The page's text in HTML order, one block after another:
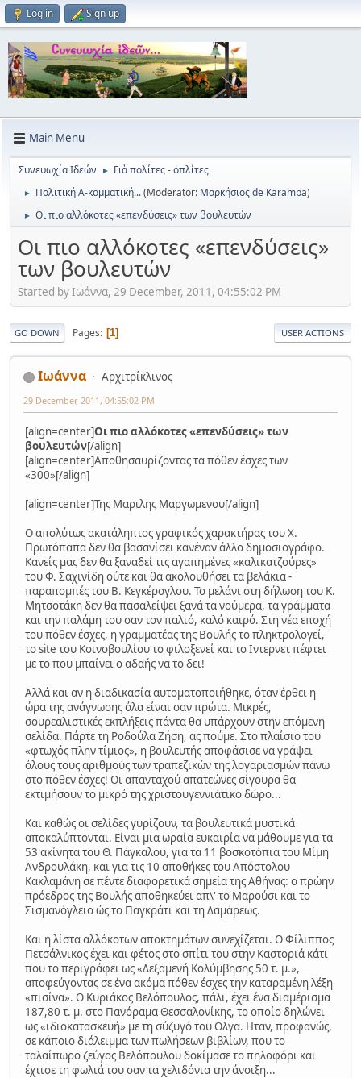
Log in Sign up
Main Menu
Συνευωχία Ιδεών ► Γιὰ πολίτες - ὀπλίτες
► Πολιτική Α-κομματική...(Moderator: Μαρκήσιος de Karampa)
► Οι πιο αλλόκοτες «επενδύσεις» των βουλευτών
Οι πιο αλλόκοτες «επενδύσεις»
των βουλευτών
Started by Ιωάννα, 29 December, 2011, 04:55:02 PM
GO DOWN Pages 1 USER ACTIONS
Ιωάννα Αρχιτρίκλινος
29 December, 2011, 04:55:02 PM
[align=center]Οι πιο αλλόκοτες «επενδύσεις» των
βουλευτών[/align]
[align=center]Αποθησαυρίζοντας τα πόθεν έσχες των
«300»[/align]
[align=center]Της Μαριλης Μαργωμενου[/align]
Ο απολύτως ακατάληπτος γραφικός χαρακτήρας του Χ.
Πρωτόπαπα δεν θα βασανίσει κανέναν άλλο δημοσιογράφο.
Κανείς μας δεν θα ξαναδεί τις αγαπημένες «καλικατζούρες»
του Φ. Σαχινίδη ούτε και θα ακολουθήσει τα βελάκια -
παραπομπές του Β. Κεγκέρογλου. Το μελάνι στη δήλωση του Κ.
Μητσοτάκη δεν θα πασαλείψει ξανά τα νούμερα, τα γράμματα
και την παλάμη του σαν τον παλιό, καλό καιρό. Στη νέα εποχή
του πόθεν έσχες, η γραμματέας της Βουλής το πληκτρολογεί,
το site του Κοινοβουλίου το φιλοξενεί και το Ιντερνετ πέφτει
με το που μπαίνει ο αδαής να το δει!
Αλλά και αν η διαδικασία αυτοματοποιήθηκε, όταν έρθει η
ώρα της ανάγνωσης όλα είναι σαν πρώτα. Μικρές,
σουρεαλιστικές εκπλήξεις πάντα θα υπάρχουν στην επόμενη
σελίδα. Πάρτε τη Ροδούλα Ζήση, ας πούμε. Στο πλαίσιο του
«φτωχός πλην τίμιος», η βουλευτής αποφάσισε να γράψει
όλους τους αριθμούς των τραπεζικών της λογαριασμών πάνω
στο πόθεν έσχες! Οι απανταχού απατεώνες σίγουρα θα
εκτιμήσουν το μικρό της χριστουγεννιάτικο δώρο...
Και καθώς οι σελίδες γυρίζουν, τα βουλευτικά μυστικά
αποκαλύπτονται. Είναι μια ωραία ευκαιρία να μάθουμε για τα
53 ακίνητα του Θ. Πάγκαλου, για τα 11 βοσκοτόπια του Μίμη
Ανδρουλάκη, και για τις 10 αποθήκες του Απόστολου
Κακλαμάνη σε πέντε διαφορετικά σημεία της Αθήνας: ο πρώην
πρόεδρος της Βουλής αποθηκεύει απ\' το Μαρούσι και το
Σισμανόγλειο ώς το Παγκράτι και τη Δαμάρεως.
Και η λίστα αλλόκοτων αποκτημάτων συνεχίζεται. Ο Φίλιππος
Πετσάλνικος έχει και φέτος στο σπίτι του στην Καστοριά κάτι
που το περιγράφει ως «Δεξαμενή Κολύμβησης 50 τ. μ.»,
αποφεύγοντας σε ένα ακόμα πόθεν έσχες την καταραμένη λέξη
«πισίνα». Ο Κυριάκος Βελόπουλος, πάλι, έχει ένα διαμέρισμα
187,80 τ. μ. στο Πανόραμα Θεσσαλονίκης, το οποίο δηλώνει
ως «ιδιοκατασκευή» με τη σύζυγό του Ολγα. Ηταν, προφανώς,
σε κάποιο διάλειμμα των πωλήσεων βιβλίων, που το
ταλαίπωρο ζεύγος Βελόπουλου δοκίμασε το πηλοφόρι και
έχτισε τη φωλιά του σαν τα χελιδόνια την άνοιξη...